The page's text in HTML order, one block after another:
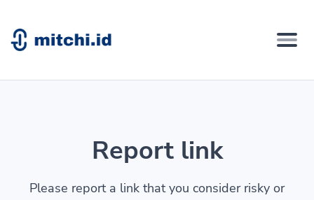
Report link
Please report a link that you consider risky or